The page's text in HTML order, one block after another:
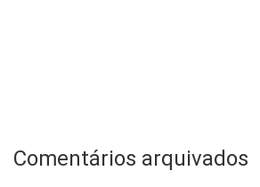
Comentários arquivados